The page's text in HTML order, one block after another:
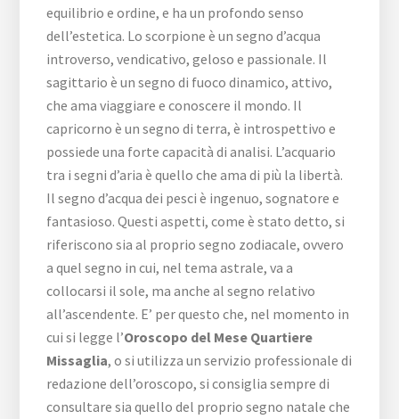
equilibrio e ordine, e ha un profondo senso
dell’estetica. Lo scorpione è un segno d’acqua
introverso, vendicativo, geloso e passionale. Il
sagittario è un segno di fuoco dinamico, attivo,
che ama viaggiare e conoscere il mondo. Il
capricorno è un segno di terra, è introspettivo e
possiede una forte capacità di analisi. L’acquario
tra i segni d’aria è quello che ama di più la libertà.
Il segno d’acqua dei pesci è ingenuo, sognatore e
fantasioso. Questi aspetti, come è stato detto, si
riferiscono sia al proprio segno zodiacale, ovvero
a quel segno in cui, nel tema astrale, va a
collocarsi il sole, ma anche al segno relativo
all’ascendente. E’ per questo che, nel momento in
cui si legge l’Oroscopo del Mese Quartiere
Missaglia, o si utilizza un servizio professionale di
redazione dell’oroscopo, si consiglia sempre di
consultare sia quello del proprio segno natale che